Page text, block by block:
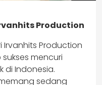
Production
Irvanhits Production
mencuri
di Indonesia.
sedang